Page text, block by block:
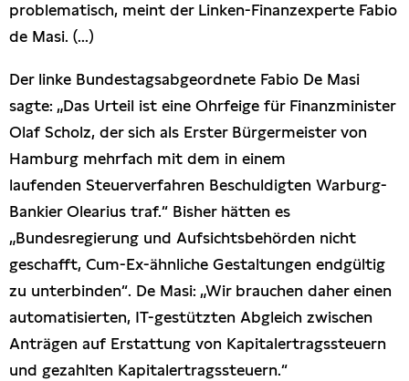
Anfragen (Archivseite)
problematisch, meint der Linken-Finanzexperte Fabio
de Masi. (...)
Der linke Bundestagsabgeordnete Fabio De Masi
sagte: „Das Urteil ist eine Ohrfeige für Finanzminister
Olaf Scholz, der sich als Erster Bürgermeister von
Hamburg mehrfach mit dem in einem
laufenden Steuerverfahren Beschuldigten Warburg-
Bankier Olearius traf.“ Bisher hätten es
„Bundesregierung und Aufsichtsbehörden nicht
geschafft, Cum-Ex-ähnliche Gestaltungen endgültig
zu unterbinden“. De Masi: „Wir brauchen daher einen
automatisierten, IT-gestützten Abgleich zwischen
Anträgen auf Erstattung von Kapitalertragssteuern
und gezahlten Kapitalertragssteuern.“